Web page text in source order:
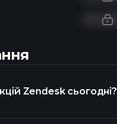
Zendesk сьогодні?